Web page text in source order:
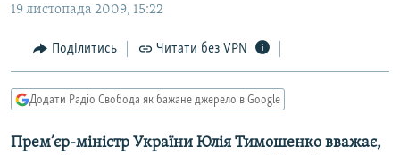
Перейти
пошуку
СУСПІЛЬСТВО
КУЛЬТУРА
УКРАЇНА
СВІТ
ДОНБАС.РЕАЛІЇ
КРИМ.РЕАЛІЇ
СХЕМИ
КИТАЙ.ВИКЛИКИ
19 листопада 2009, 15:22
Поділитись Читати без VPN
Додати Радіо Свобода як бажане джерело в Google
Прем’єр-міністр України Юлія Тимошенко вважає,